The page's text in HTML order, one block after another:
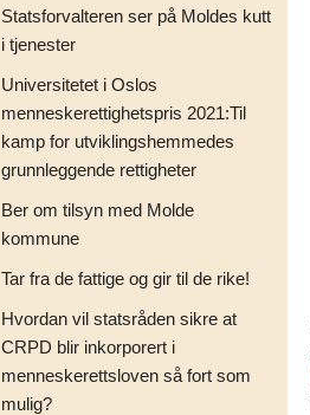
Statsforvalteren ser på Moldes kutt
i tjenester
Universitetet i Oslos
menneskerettighetspris 2021:Til
kamp for utviklingshemmedes
grunnleggende rettigheter
Ber om tilsyn med Molde
kommune
Tar fra de fattige og gir til de rike!
Hvordan vil statsråden sikre at
CRPD blir inkorporert i
menneskerettsloven så fort som
mulig?